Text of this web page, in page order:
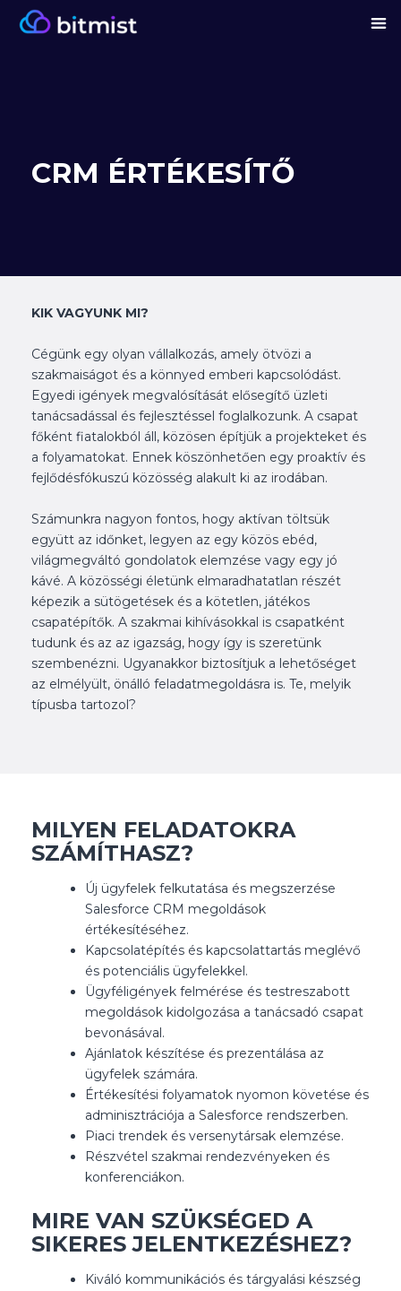
CRM ÉRTÉKESÍTŐ
KIK VAGYUNK MI?
Cégünk egy olyan vállalkozás, amely ötvözi a
szakmaiságot és a könnyed emberi kapcsolódást.
Egyedi igények megvalósítását elősegítő üzleti
tanácsadással és fejlesztéssel foglalkozunk. A csapat
főként fiatalokból áll, közösen építjük a projekteket és
a folyamatokat. Ennek köszönhetően egy proaktív és
fejlődésfókuszú közösség alakult ki az irodában.
Számunkra nagyon fontos, hogy aktívan töltsük
együtt az időnket, legyen az egy közös ebéd,
világmegváltó gondolatok elemzése vagy egy jó
kávé. A közösségi életünk elmaradhatatlan részét
képezik a sütögetések és a kötetlen, játékos
csapatépítők. A szakmai kihívásokkal is csapatként
tudunk és az az igazság, hogy így is szeretünk
szembenézni. Ugyanakkor biztosítjuk a lehetőséget
az elmélyült, önálló feladatmegoldásra is. Te, melyik
típusba tartozol?
MILYEN FELADATOKRA
SZÁMÍTHASZ?
Új ügyfelek felkutatása és megszerzése
Salesforce CRM megoldások
értékesítéséhez.
Kapcsolatépítés és kapcsolattartás meglévő
és potenciális ügyfelekkel.
Ügyféligények felmérése és testreszabott
megoldások kidolgozása a tanácsadó csapat
bevonásával.
Ajánlatok készítése és prezentálása az
ügyfelek számára.
Értékesítési folyamatok nyomon követése és
adminisztrációja a Salesforce rendszerben.
Piaci trendek és versenytársak elemzése.
Részvétel szakmai rendezvényeken és
konferenciákon.
MIRE VAN SZÜKSÉGED A
SIKERES JELENTKEZÉSHEZ?
Kiváló kommunikációs és tárgyalási készség